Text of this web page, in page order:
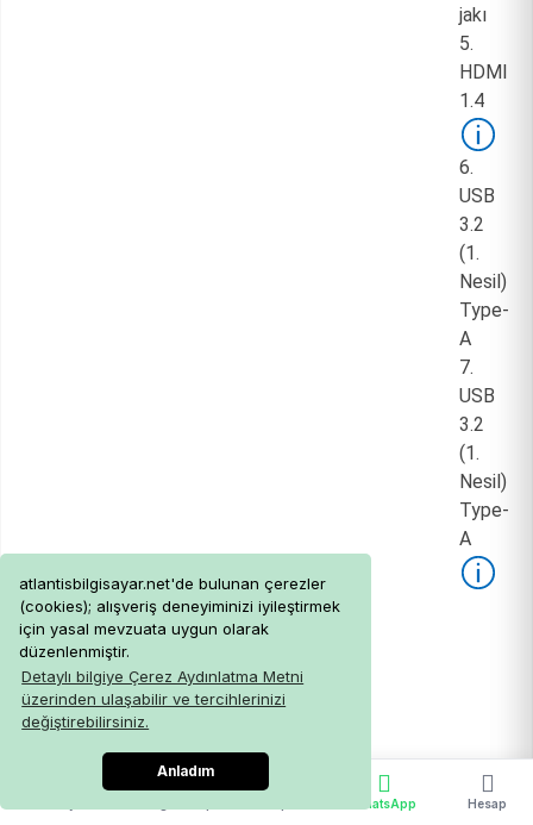
atlantisbilgisayar.net'de bulunan çerezler
(cookies); alışveriş deneyiminizi iyileştirmek
için yasal mevzuata uygun olarak
düzenlenmiştir.
Detaylı bilgiye Çerez Aydınlatma Metni
üzerinden ulaşabilir ve tercihlerinizi
değiştirebilirsiniz.
Anladım
jakı
5.
HDMI
1.4
6.
USB
3.2
(1.
Nesil)
Type-
A
7.
USB
3.2
(1.
Nesil)
Type-
A
WhatsApp Hesap